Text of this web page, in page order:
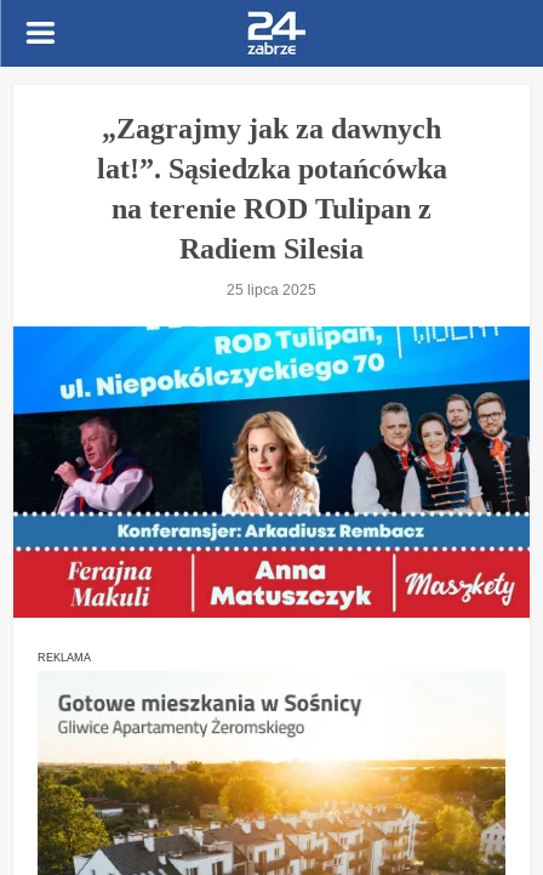
„Zagrajmy jak za dawnych
lat!”. Sąsiedzka potańcówka
na terenie ROD Tulipan z
Radiem Silesia
25 lipca 2025
REKLAMA